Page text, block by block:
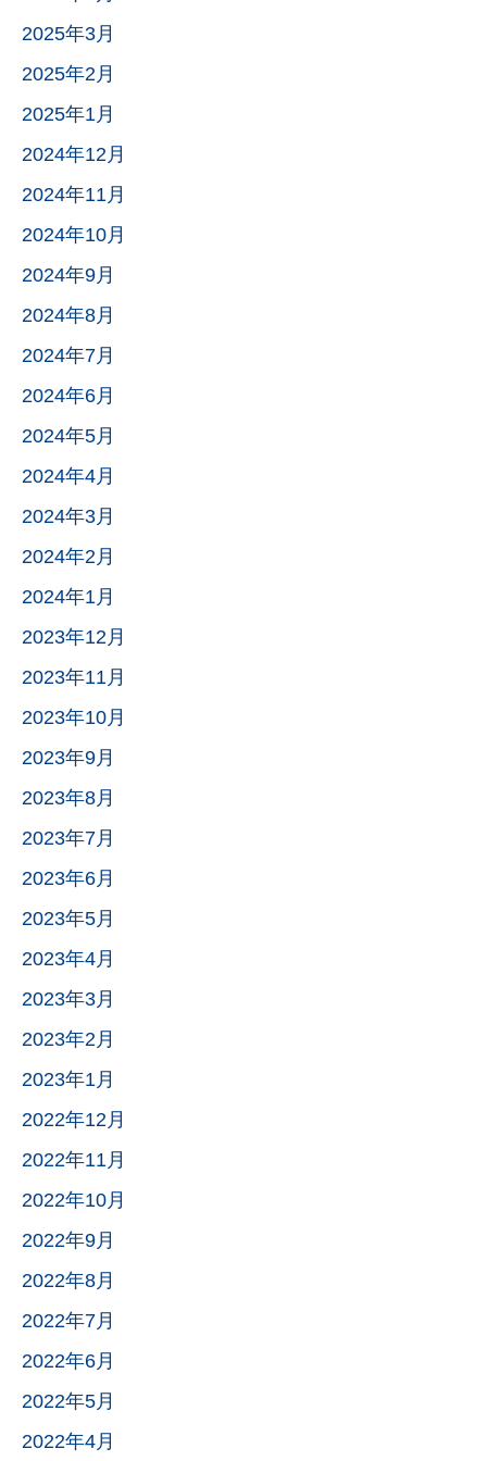
2025年3月
2025年2月
2025年1月
2024年12月
2024年11月
2024年10月
2024年9月
2024年8月
2024年7月
2024年6月
2024年5月
2024年4月
2024年3月
2024年2月
2024年1月
2023年12月
2023年11月
2023年10月
2023年9月
2023年8月
2023年7月
2023年6月
2023年5月
2023年4月
2023年3月
2023年2月
2023年1月
2022年12月
2022年11月
2022年10月
2022年9月
2022年8月
2022年7月
2022年6月
2022年5月
2022年4月